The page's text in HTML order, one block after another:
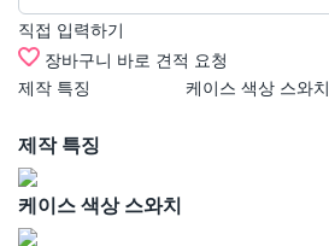
직접 입력하기
장바구니 바로 견적 요청
제작 특징
케이스 색상 스와치
제작 특징
케이스 색상 스와치